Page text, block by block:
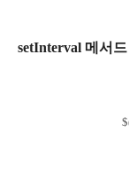
setInterval 메서드